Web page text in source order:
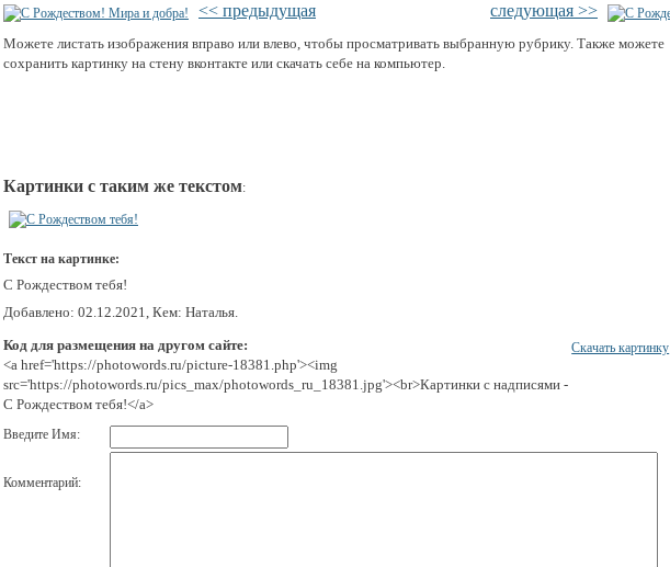
<< предыдущая следующая >>
Можете листать изображения вправо или влево, чтобы просматривать выбранную рубрику. Также можете
сохранить картинку на стену вконтакте или скачать себе на компьютер.
Картинки с таким же текстом:
Текст на картинке:
С Рождеством тебя!
Добавлено: 02.12.2021, Кем: Наталья.
Код для размещения на другом сайте:
<a href='https://photowords.ru/picture-18381.php'><img
src='https://photowords.ru/pics_max/photowords_ru_18381.jpg'><br>Картинки с надписями -
С Рождеством тебя!</a>
Скачать картинку
Введите Имя:
Комментарий: